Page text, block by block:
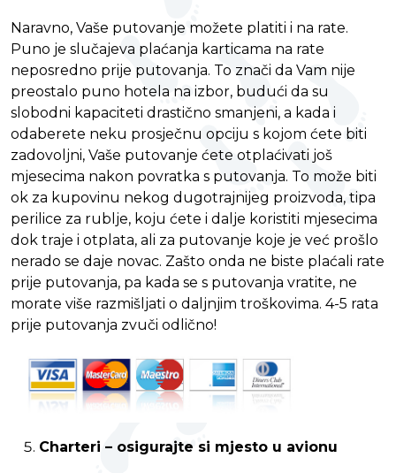
Naravno, Vaše putovanje možete platiti i na rate.
Puno je slučajeva plaćanja karticama na rate
neposredno prije putovanja. To znači da Vam nije
preostalo puno hotela na izbor, budući da su
slobodni kapaciteti drastično smanjeni, a kada i
odaberete neku prosječnu opciju s kojom ćete biti
zadovoljni, Vaše putovanje ćete otplaćivati još
mjesecima nakon povratka s putovanja. To može biti
ok za kupovinu nekog dugotrajnijeg proizvoda, tipa
perilice za rublje, koju ćete i dalje koristiti mjesecima
dok traje i otplata, ali za putovanje koje je već prošlo
nerado se daje novac. Zašto onda ne biste plaćali rate
prije putovanja, pa kada se s putovanja vratite, ne
morate više razmišljati o daljnjim troškovima. 4-5 rata
prije putovanja zvuči odlično!
Charteri – osigurajte si mjesto u avionu